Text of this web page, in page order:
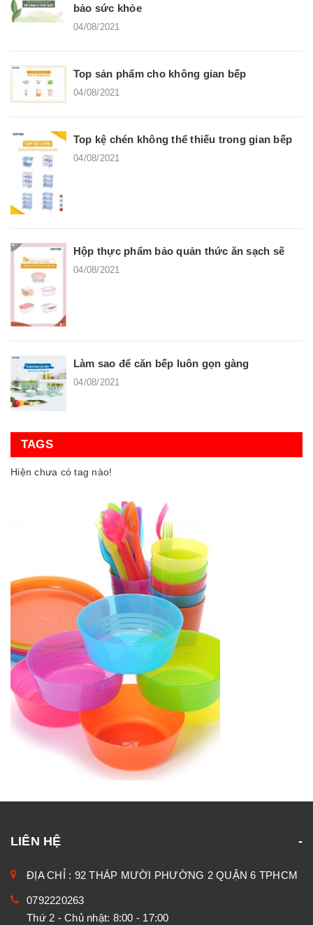
bảo sức khỏe
04/08/2021
Top sản phẩm cho không gian bếp
04/08/2021
Top kệ chén không thể thiếu trong gian bếp
04/08/2021
Hộp thực phẩm bảo quản thức ăn sạch sẽ
04/08/2021
Làm sao để căn bếp luôn gọn gàng
04/08/2021
TAGS
Hiện chưa có tag nào!
LIÊN HỆ
ĐỊA CHỈ : 92 THÁP MƯỜI PHƯỜNG 2 QUẬN 6 TPHCM
0792220263
Thứ 2 - Chủ nhật: 8:00 - 17:00